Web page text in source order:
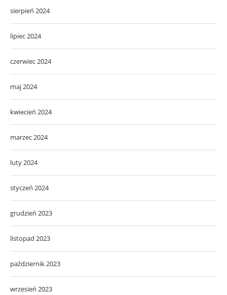
sierpień 2024
lipiec 2024
czerwiec 2024
maj 2024
kwiecień 2024
marzec 2024
luty 2024
styczeń 2024
grudzień 2023
listopad 2023
październik 2023
wrzesień 2023